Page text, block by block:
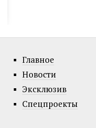
Главное
Новости
Эксклюзив
Спецпроекты